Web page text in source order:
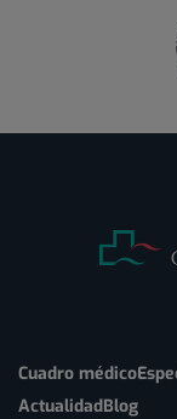
Cuadro médico
ActualidadBlog